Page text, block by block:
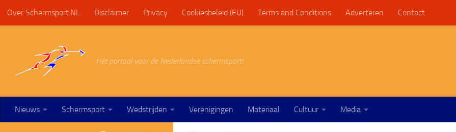
Doorgaan naar inhoud
Over Schermsport.NL Disclaimer Privacy Cookiesbeleid (EU) Terms and Conditions Adverteren Contact
Hét portaal voor de Nederlandse schermsport!
Nieuws Schermsport Wedstrijden Verenigingen Materiaal Cultuur Media